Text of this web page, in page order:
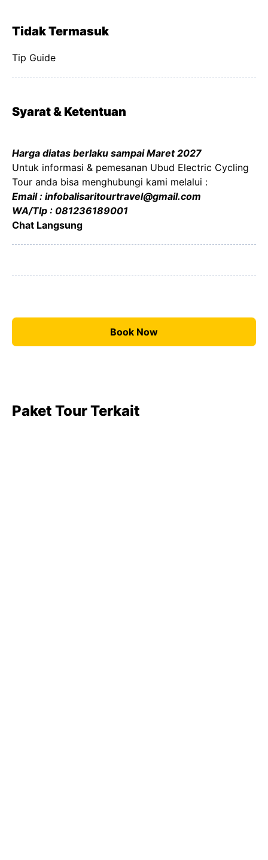
Tidak Termasuk
Tip Guide
Syarat & Ketentuan
Harga diatas berlaku sampai Maret 2027
Untuk informasi & pemesanan Ubud Electric Cycling
Tour anda bisa menghubungi kami melalui :
Email : infobalisaritourtravel@gmail.com
WA/Tlp : 081236189001
Chat Langsung
Book Now
Paket Tour Terkait